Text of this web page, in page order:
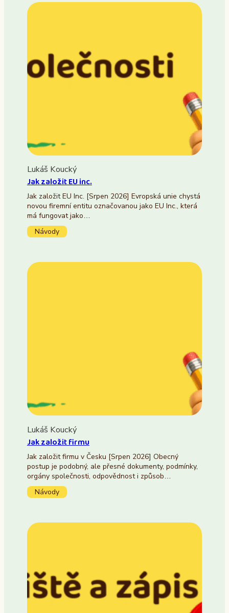
Lukáš Koucký
Jak založit EU inc.
Jak založit EU Inc. [Srpen 2026] Evropská unie chystá
novou firemní entitu označovanou jako EU Inc., která
má fungovat jako…
Návody
Lukáš Koucký
Jak založit firmu
Jak založit firmu v Česku [Srpen 2026] Obecný
postup je podobný, ale přesné dokumenty, podmínky,
orgány společnosti, odpovědnost i způsob…
Návody